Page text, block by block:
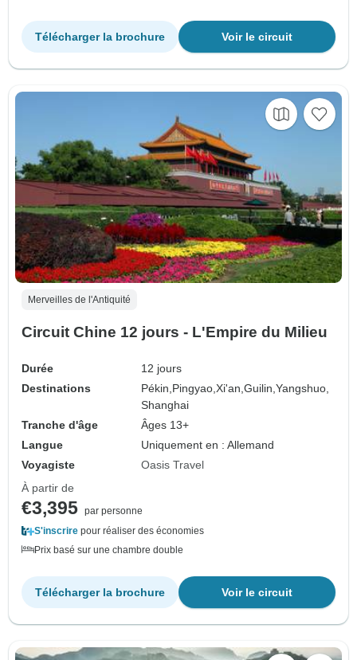
Voir le circuit
Télécharger la brochure
Merveilles de l'Antiquité
Circuit Chine 12 jours - L'Empire du Milieu
Durée
12 jours
Destinations
Pékin, Pingyao,Xi'an,Guilin,Yangshuo,
Shanghai
Tranche d'âge
Âges 13+
Langue
Uniquement en : Allemand
Voyagiste
Oasis Travel
À partir de
€3,395 par personne
S'inscrire pour réaliser des économies
Prix basé sur une chambre double
Voir le circuit
Télécharger la brochure